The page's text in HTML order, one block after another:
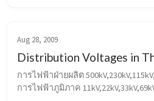
Aug 28, 2009
Distribution Voltages in
การไฟฟ้าฝ่ายผลิต
การไฟฟ้าภูมิภาค